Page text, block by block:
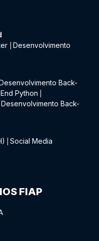
Desenvolvimento
Back-
Python
Desenvolvimento Back-
Social Media
FIAP